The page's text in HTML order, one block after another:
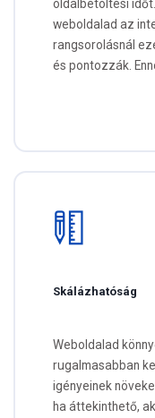
oldalbetöltési
weboldalad az
rangsorolásnál
és pontozzák.
Skálázhatóság
Weboldalad
rugalmasabban
igényeinek
ha áttekinthető,